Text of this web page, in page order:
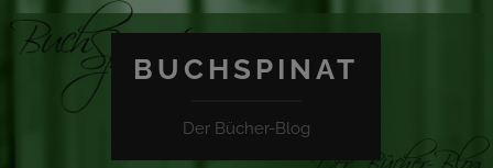
BUCHSPINAT
Der Bücher-Blog